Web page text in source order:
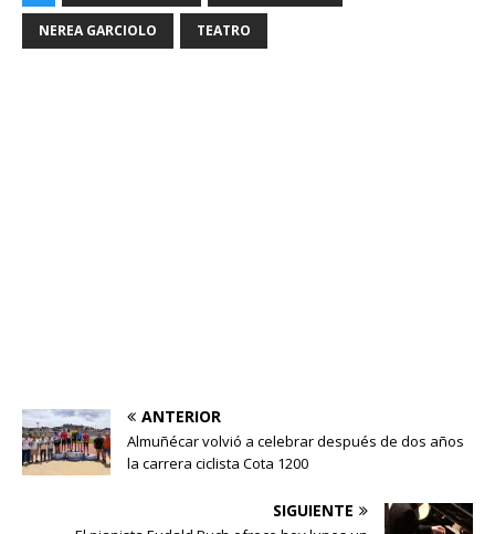
NEREA GARCIOLO TEATRO
ANTERIOR
Almuñécar volvió a celebrar después de dos años
la carrera ciclista Cota 1200
SIGUIENTE